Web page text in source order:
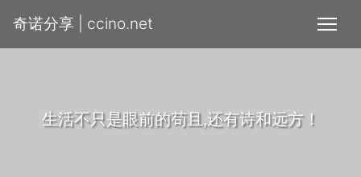
奇诺分享 | ccino.net
生活不只是眼前的苟且,还有诗和远方！